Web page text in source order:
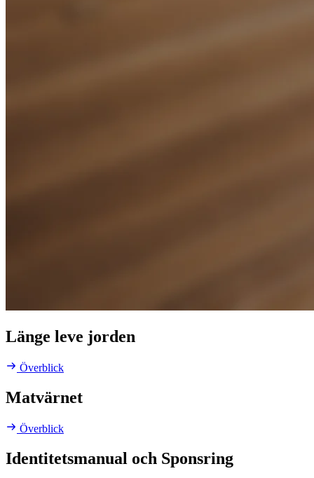
Länge leve jorden
Överblick
Matvärnet
Överblick
Identitetsmanual och Sponsring